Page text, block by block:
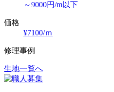
～9000円/m以下
価格
¥7100/ｍ
修理事例
投
生地一覧へ